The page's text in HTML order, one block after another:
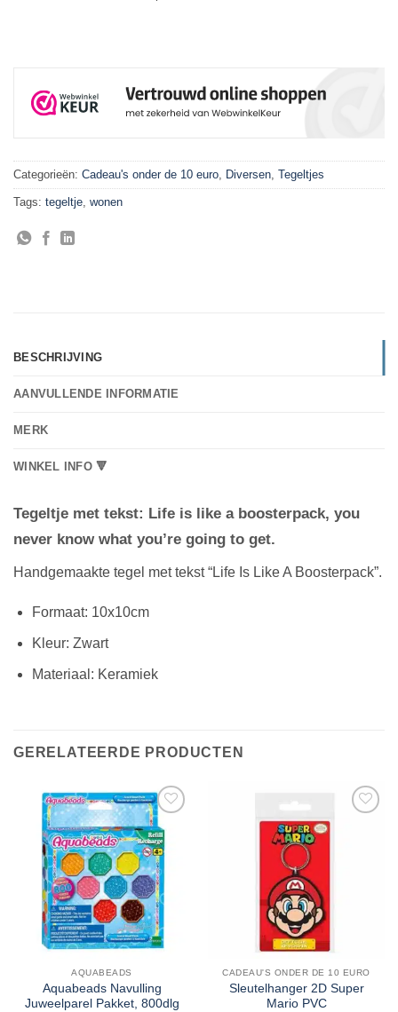
Categorieën: Cadeau's onder de 10 euro Diversen Tegeltjes
Tags: tegeltje wonen
BESCHRIJVING
AANVULLENDE INFORMATIE
MERK
WINKEL INFO 🔻
Tegeltje met tekst: Life is like a boosterpack, you
never know what you’re going to get.
Handgemaakte tegel met tekst “Life Is Like A Boosterpack”.
Formaat: 10x10cm
Kleur: Zwart
Materiaal: Keramiek
GERELATEERDE PRODUCTEN
AQUABEADS
Aquabeads Navulling
Juweelparel Pakket, 800dlg
CADEAU'S ONDER DE 10 EURO
Sleutelhanger 2D Super
Mario PVC